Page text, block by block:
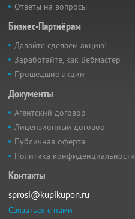
Ответы на вопросы
Бизнес-Партнёрам
Давайте сделаем акцию!
Заработайте, как Вебмастер
Прошедшие акции
Документы
Агентский договор
Лицензионный договор
Публичная оферта
Политика конфиденциальности
Контакты
sprosi@kupikupon.ru
Связаться с нами